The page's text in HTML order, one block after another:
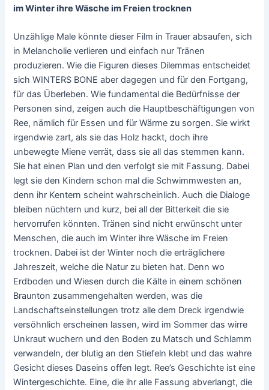
im Winter ihre Wäsche im Freien trocknen
Unzählige Male könnte dieser Film in Trauer absaufen, sich
in Melancholie verlieren und einfach nur Tränen
produzieren. Wie die Figuren dieses Dilemmas entscheidet
sich WINTERS BONE aber dagegen und für den Fortgang,
für das Überleben. Wie fundamental die Bedürfnisse der
Personen sind, zeigen auch die Hauptbeschäftigungen von
Ree, nämlich für Essen und für Wärme zu sorgen. Sie wirkt
irgendwie zart, als sie das Holz hackt, doch ihre
unbewegte Miene verrät, dass sie all das stemmen kann.
Sie hat einen Plan und den verfolgt sie mit Fassung. Dabei
legt sie den Kindern schon mal die Schwimmwesten an,
denn ihr Kentern scheint wahrscheinlich. Auch die Dialoge
bleiben nüchtern und kurz, bei all der Bitterkeit die sie
hervorrufen könnten. Tränen sind nicht erwünscht unter
Menschen, die auch im Winter ihre Wäsche im Freien
trocknen. Dabei ist der Winter noch die erträglichere
Jahreszeit, welche die Natur zu bieten hat. Denn wo
Erdboden und Wiesen durch die Kälte in einem schönen
Braunton zusammengehalten werden, was die
Landschaftseinstellungen trotz alle dem Dreck irgendwie
versöhnlich erscheinen lassen, wird im Sommer das wirre
Unkraut wuchern und den Boden zu Matsch und Schlamm
verwandeln, der blutig an den Stiefeln klebt und das wahre
Gesicht dieses Daseins offen legt. Ree’s Geschichte ist eine
Wintergeschichte. Eine, die ihr alle Fassung abverlangt, die